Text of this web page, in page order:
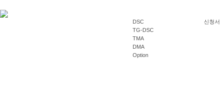
DSC
TG-DSC
TMA
DMA
Option
신청